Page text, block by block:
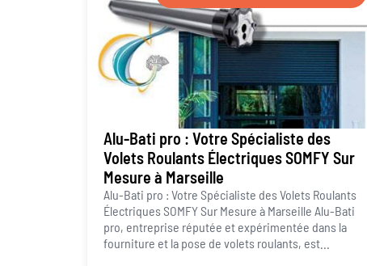
Alu-Bati pro : Votre Spécialiste des
Volets Roulants Électriques SOMFY Sur
Mesure à Marseille
Alu-Bati pro : Votre Spécialiste des Volets Roulants
Électriques SOMFY Sur Mesure à Marseille Alu-Bati
pro, entreprise réputée et expérimentée dans la
fourniture et la pose de volets roulants, est...